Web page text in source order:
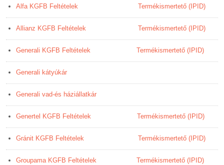
Alfa KGFB Feltételek Termékismertető (IPID)
Allianz KGFB Feltételek Termékismertető (IPID)
Generali KGFB Feltételek Termékismertető (IPID)
Generali kátyúkár
Generali vad-és háziállatkár
Genertel KGFB Feltételek Termékismertető (IPID)
Gránit KGFB Feltételek Termékismertető (IPID)
Groupama KGFB Feltételek Termékismertető (IPID)